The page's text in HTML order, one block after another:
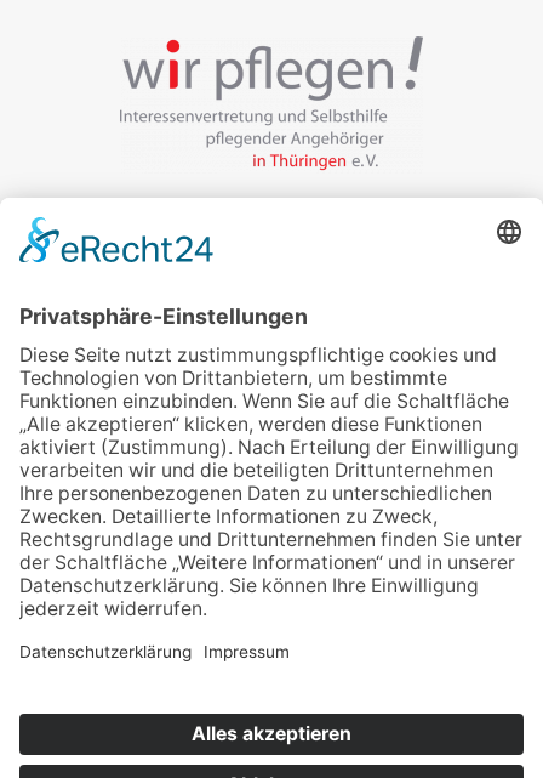
Veranstalter:
wir pflegen in Thüringen e.V.
99085 Erfurt
Email schreiben
Uns unterstützen / Spenden
Alle Termine
Übersichtskarte
Veranstaltung anmelden
Kontakt Datenschutz Impressum